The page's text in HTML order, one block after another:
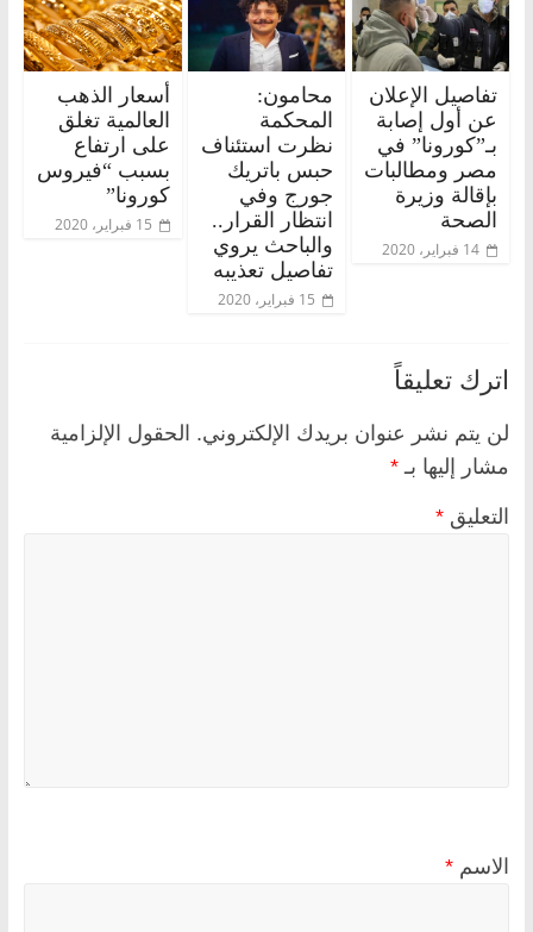
تفاصيل الإعلان
عن أول إصابة
بـ”كورونا” في
مصر ومطالبات
بإقالة وزيرة
الصحة
14 فبراير، 2020
محامون:
المحكمة
نظرت استئناف
حبس باتريك
جورج وفي
انتظار القرار..
والباحث يروي
تفاصيل تعذيبه
15 فبراير، 2020
أسعار الذهب
العالمية تغلق
على ارتفاع
بسبب “فيروس
كورونا”
15 فبراير، 2020
اترك تعليقاً
لن يتم نشر عنوان بريدك الإلكتروني. الحقول الإلزامية
مشار إليها بـ *
التعليق *
الاسم *